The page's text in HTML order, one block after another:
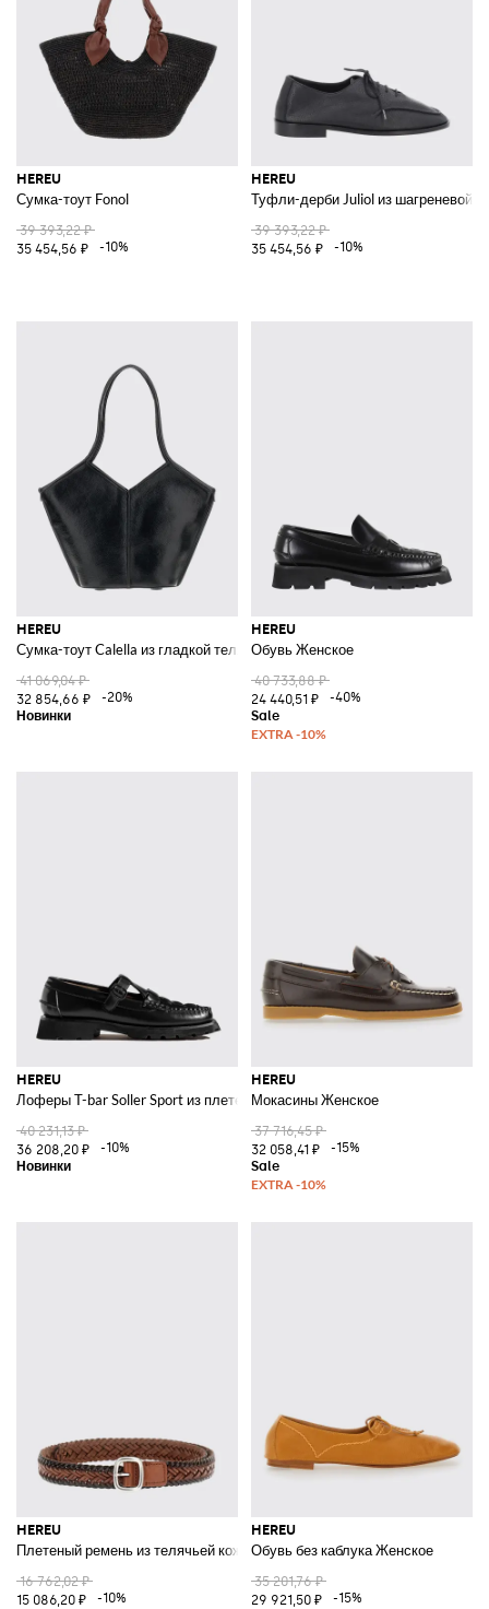
HEREU
Сумка-тоут Fonol
39 393,22 ₽
35 454,56 ₽
-10%
HEREU
Туфли-дерби Juliol из шагреневой
39 393,22 ₽
35 454,56 ₽
-10%
HEREU
Сумка-тоут Calella из гладкой телячьей кожи со съемным клатчем
41 069,04 ₽
32 854,66 ₽
-20%
HEREU
Обувь Женское
40 733,88 ₽
24 440,51 ₽
-40%
HEREU
Лоферы T-bar Soller Sport из плетеной полированной кожи
40 231,13 ₽
36 208,20 ₽
-10%
HEREU
Мокасины Женское
37 716,45 ₽
32 058,41 ₽
-15%
HEREU
Плетеный ремень из телячьей кожи с пряжкой
16 762,02 ₽
15 086,20 ₽
-10%
HEREU
Обувь без каблука Женское
35 201,76 ₽
29 921,50 ₽
-15%